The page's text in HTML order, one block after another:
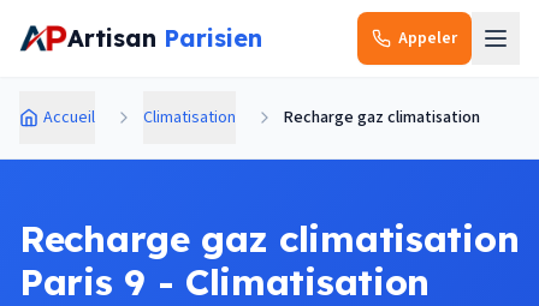
Aller au contenu principal
Artisan Parisien Appeler
Accueil Climatisation Recharge gaz climatisation
Recharge gaz climatisation
Paris 9 - Climatisation